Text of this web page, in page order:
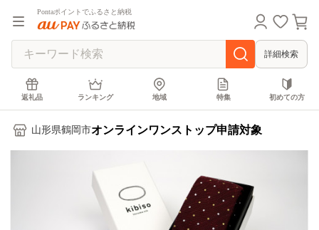
Pontaポイントでふるさと納税
詳細検索
返礼品 ランキング 地域 特集 初めての方
山形県鶴岡市オンラインワンストップ申請対象